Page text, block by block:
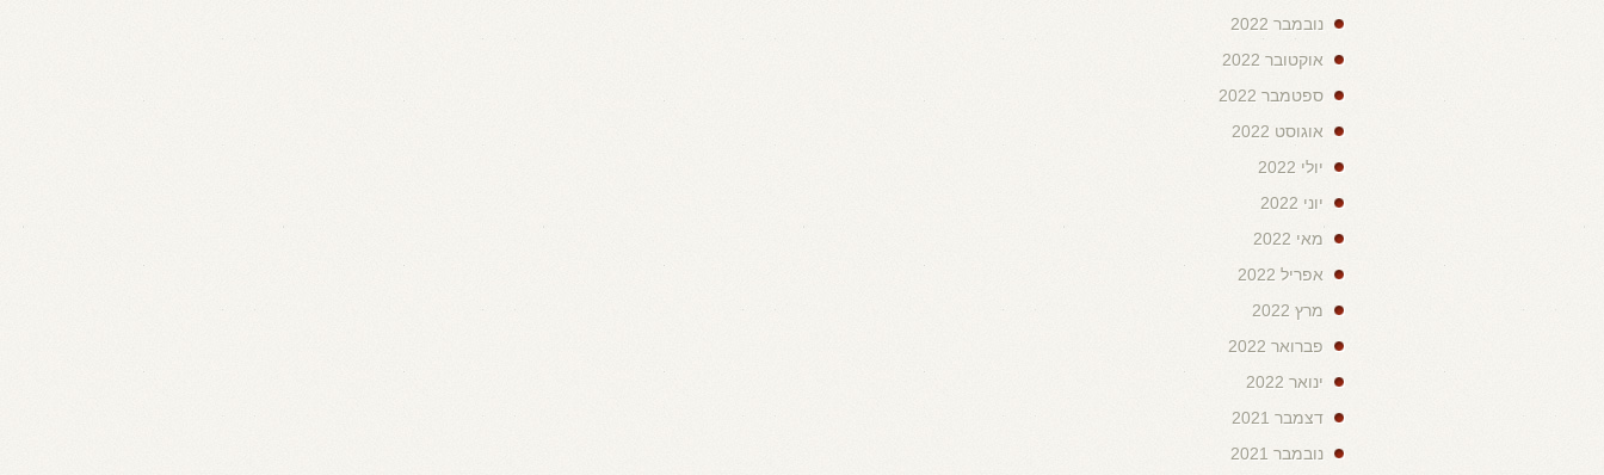
נובמבר 2022
אוקטובר 2022
ספטמבר 2022
אוגוסט 2022
יולי 2022
יוני 2022
מאי 2022
אפריל 2022
מרץ 2022
פברואר 2022
ינואר 2022
דצמבר 2021
נובמבר 2021